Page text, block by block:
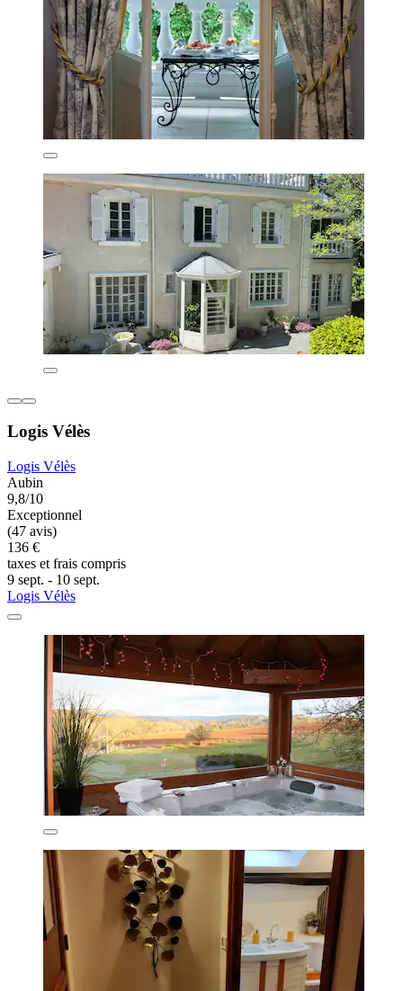
Logis Vélès
Logis Vélès
Aubin
9,8/10
Exceptionnel
(47 avis)
136 €
taxes et frais compris
9 sept. - 10 sept.
Logis Vélès